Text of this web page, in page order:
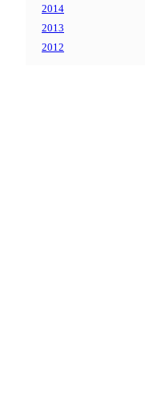
2014
2013
2012